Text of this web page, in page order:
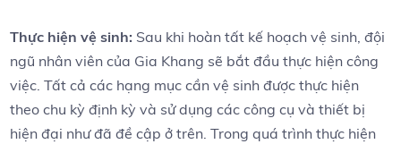
Thực hiện vệ sinh: Sau khi hoàn tất kế hoạch vệ sinh, đội
ngũ nhân viên của Gia Khang sẽ bắt đầu thực hiện công
việc. Tất cả các hạng mục cần vệ sinh được thực hiện
theo chu kỳ định kỳ và sử dụng các công cụ và thiết bị
hiện đại như đã đề cập ở trên. Trong quá trình thực hiện